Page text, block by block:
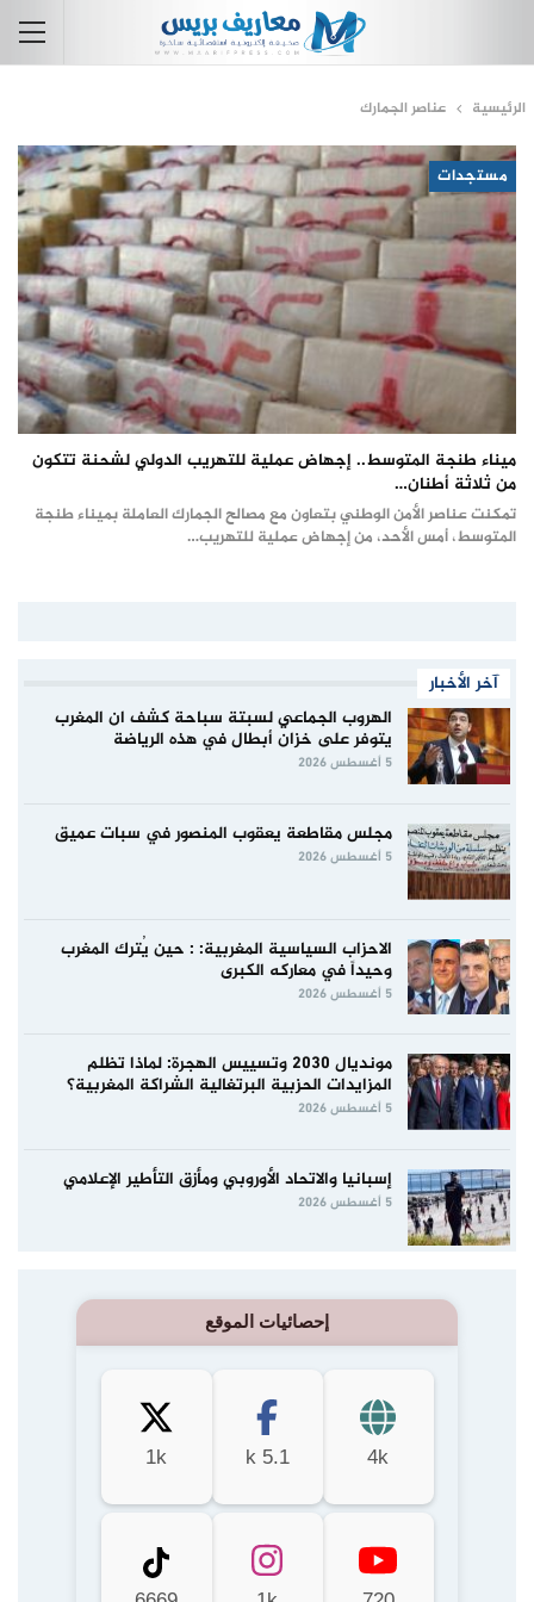
الرئيسية عناصر الجمارك
مستجدات
ميناء طنجة المتوسط.. إجهاض عملية للتهريب الدولي لشحنة تتكون
من ثلاثة أطنان…
تمكنت عناصر الأمن الوطني بتعاون مع مصالح الجمارك العاملة بميناء طنجة
المتوسط، أمس الأحد، من إجهاض عملية للتهريب…
آخر الأخبار
الهروب الجماعي لسبتة سباحة كشف ان المغرب
يتوفر على خزان أبطال في هذه الرياضة
5 أغسطس 2026
مجلس مقاطعة يعقوب المنصور في سبات عميق
5 أغسطس 2026
الاحزاب السياسية المغربية: : حين يُترك المغرب
وحيداً في معاركه الكبرى
5 أغسطس 2026
مونديال 2030 وتسييس الهجرة: لماذا تظلم
المزايدات الحزبية البرتغالية الشراكة المغربية؟
5 أغسطس 2026
إسبانيا والاتحاد الأوروبي ومأزق التأطير الإعلامي
5 أغسطس 2026
إحصائيات الموقع
4k
5.1 k
1k